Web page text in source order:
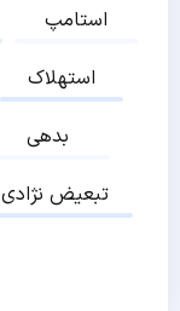
استامپ
استهلاک
بدهی
تبعیض نژادی